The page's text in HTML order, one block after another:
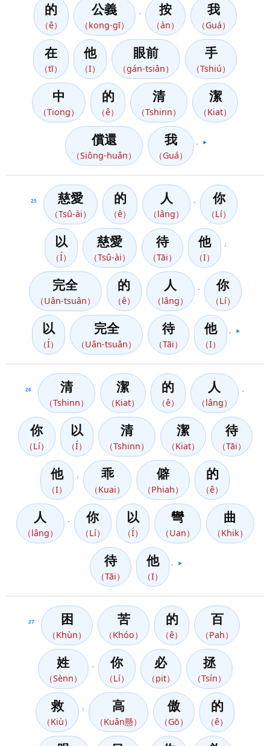
的
（ê）
公義
（kong-gī）
按
（àn）
我
（Guá）
在
（tī）
他
（I）
眼前
（gán-tsiân）
手
（Tshiú）
中
（Tiong）
的
（ê）
清
（Tshinn）
潔
（Kiat）
償還
（Siông-huân）
我
（Guá）
▶️
25 慈愛
（Tsû-ài）
的
（ê）
人
（lâng）
你
（Lí）
以
（Í）
慈愛
（Tsû-ài）
待
（Tāi）
他
（I）
；
完全
（Uân-tsuân）
的
（ê）
人
（lâng）
你
（Lí）
以
（Í）
完全
（Uân-tsuân）
待
（Tāi）
他
（I）
▶️
26 清
（Tshinn）
潔
（Kiat）
的
（ê）
人
（lâng）
你
（Lí）
以
（Í）
清
（Tshinn）
潔
（Kiat）
待
（Tāi）
他
（I）
； 乖
（Kuai）
僻
（Phiah）
的
（ê）
人
（lâng）
你
（Lí）
以
（Í）
彎
（Uan）
曲
（Khik）
待
（Tāi）
他
（I）
▶️
27 困
（Khùn）
苦
（Khóo）
的
（ê）
百
（Pah）
姓
（Sènn）
你
（Lí）
必
（pit）
拯
（Tsín）
救
（Kiù）
； 高
（Kuân懸）
傲
（Gō）
的
（ê）